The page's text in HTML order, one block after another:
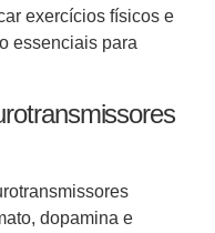
exercícios físicos e
essenciais para
dopamina e